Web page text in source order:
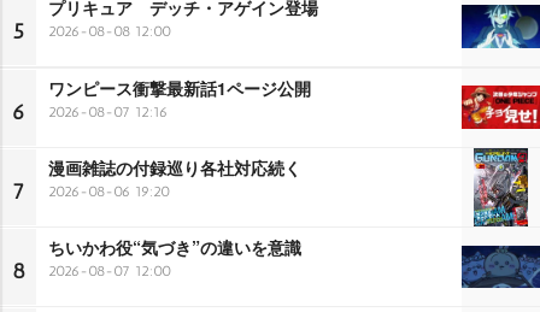
5
プリキュア デッチ・アゲイン登場
2026-08-08 12:00
6
ワンピース衝撃最新話1ページ公開
2026-08-07 12:16
7
漫画雑誌の付録巡り各社対応続く
2026-08-06 19:20
8
ちいかわ役“気づき”の違いを意識
2026-08-07 12:00